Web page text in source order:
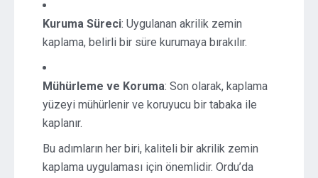
Kuruma Süreci: Uygulanan akrilik zemin
kaplama, belirli bir süre kurumaya bırakılır.
Mühürleme ve Koruma: Son olarak, kaplama
yüzeyi mühürlenir ve koruyucu bir tabaka ile
kaplanır.
Bu adımların her biri, kaliteli bir akrilik zemin
kaplama uygulaması için önemlidir. Ordu’da